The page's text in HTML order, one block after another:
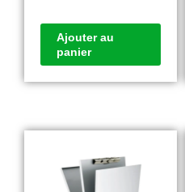
Ajouter au
panier